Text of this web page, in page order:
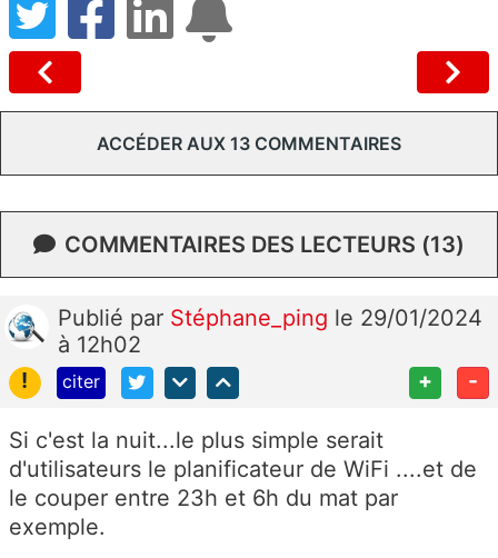
ACCÉDER AUX 13 COMMENTAIRES
COMMENTAIRES DES LECTEURS (13)
Publié par Stéphane_ping le 29/01/2024
à 12h02
!
citer + -
Si c'est la nuit...le plus simple serait
d'utilisateurs le planificateur de WiFi ....et de
le couper entre 23h et 6h du mat par
exemple.